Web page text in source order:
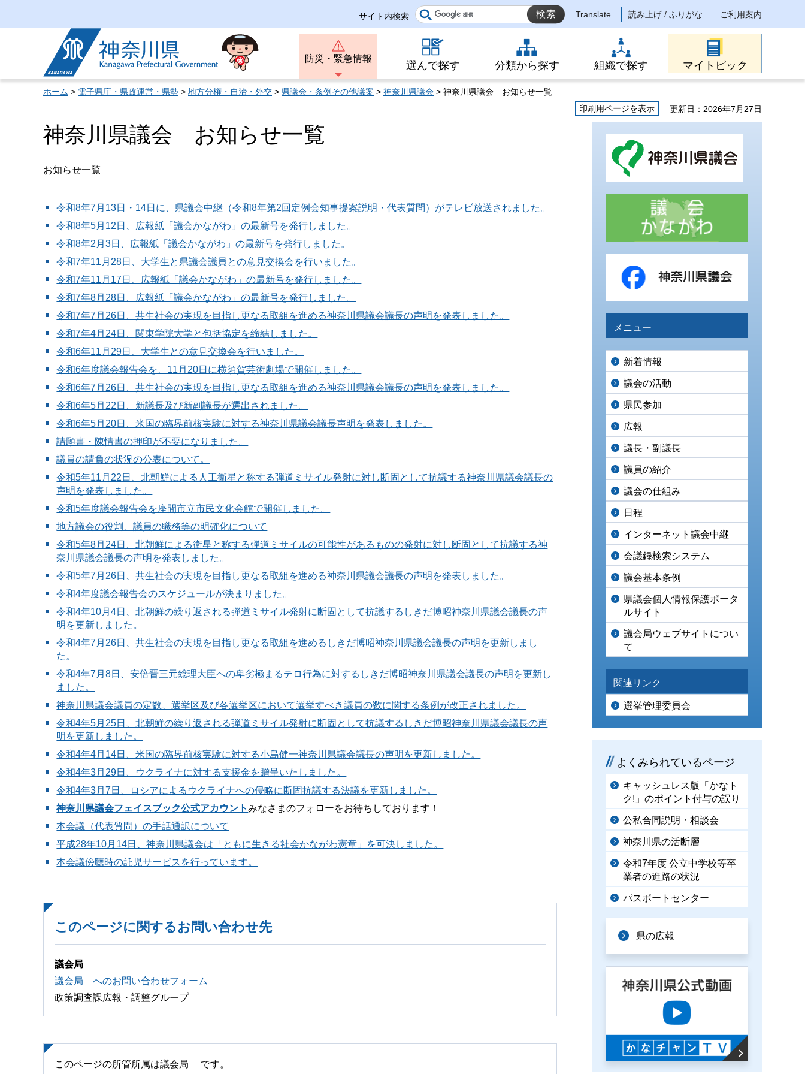
サイト内検索 Translate 読み上げ / ふりがな ご利用案内
神奈川県
防災・緊急情報
選んで探す 分類から探す 組織で探す マイトピック
ホーム > 電子県庁・県政運営・県勢 > 地方分権・自治・外交 > 県議会・条例その他議案 > 神奈川県議会 > 神奈川県議会 お知らせ一覧
印刷用ページを表示
更新日：2026年7月27日
神奈川県議会 お知らせ一覧
お知らせ一覧
令和8年7月13日・14日に、県議会中継（令和8年第2回定例会知事提案説明・代表質問）がテレビ放送されました。
令和8年5月12日、広報紙「議会かながわ」の最新号を発行しました。
令和8年2月3日、広報紙「議会かながわ」の最新号を発行しました。
令和7年11月28日、大学生と県議会議員との意見交換会を行いました。
令和7年11月17日、広報紙「議会かながわ」の最新号を発行しました。
令和7年8月28日、広報紙「議会かながわ」の最新号を発行しました。
令和7年7月26日、共生社会の実現を目指し更なる取組を進める神奈川県議会議長の声明を発表しました。
令和7年4月24日、関東学院大学と包括協定を締結しました。
令和6年11月29日、大学生との意見交換会を行いました。
令和6年度議会報告会を、11月20日に横須賀芸術劇場で開催しました。
令和6年7月26日、共生社会の実現を目指し更なる取組を進める神奈川県議会議長の声明を発表しました。
令和6年5月22日、新議長及び新副議長が選出されました。
令和6年5月20日、米国の臨界前核実験に対する神奈川県議会議長声明を発表しました。
請願書・陳情書の押印が不要になりました。
議員の請負の状況の公表について。
令和5年11月22日、北朝鮮による人工衛星と称する弾道ミサイル発射に対し断固として抗議する神奈川県議会議長の
声明を発表しました。
令和5年度議会報告会を座間市立市民文化会館で開催しました。
地方議会の役割、議員の職務等の明確化について
令和5年8月24日、北朝鮮による衛星と称する弾道ミサイルの可能性があるものの発射に対し断固として抗議する神
奈川県議会議長の声明を発表しました。
令和5年7月26日、共生社会の実現を目指し更なる取組を進める神奈川県議会議長の声明を発表しました。
令和4年度議会報告会のスケジュールが決まりました。
令和4年10月4日、北朝鮮の繰り返される弾道ミサイル発射に断固として抗議するしきだ博昭神奈川県議会議長の声
明を更新しました。
令和4年7月26日、共生社会の実現を目指し更なる取組を進めるしきだ博昭神奈川県議会議長の声明を更新しまし
た。
令和4年7月8日、安倍晋三元総理大臣への卑劣極まるテロ行為に対するしきだ博昭神奈川県議会議長の声明を更新し
ました。
神奈川県議会議員の定数、選挙区及び各選挙区において選挙すべき議員の数に関する条例が改正されました。
令和4年5月25日、北朝鮮の繰り返される弾道ミサイル発射に断固として抗議するしきだ博昭神奈川県議会議長の声
明を更新しました。
令和4年4月14日、米国の臨界前核実験に対する小島健一神奈川県議会議長の声明を更新しました。
令和4年3月29日、ウクライナに対する支援金を贈呈いたしました。
令和4年3月7日、ロシアによるウクライナへの侵略に断固抗議する決議を更新しました。
神奈川県議会フェイスブック公式アカウントみなさまのフォローをお待ちしております！
本会議（代表質問）の手話通訳について
平成28年10月14日、神奈川県議会は「ともに生きる社会かながわ憲章」を可決しました。
本会議傍聴時の託児サービスを行っています。
このページに関するお問い合わせ先
議会局
議会局 へのお問い合わせフォーム
政策調査課広報・調整グループ
このページの所管所属は議会局 です。
メニュー
新着情報
議会の活動
県民参加
広報
議長・副議長
議員の紹介
議会の仕組み
日程
インターネット議会中継
会議録検索システム
議会基本条例
県議会個人情報保護ポータ
ルサイト
議会局ウェブサイトについ
て
関連リンク
選挙管理委員会
よくみられているページ
キャッシュレス版「かなト
ク!」のポイント付与の誤り
公私合同説明・相談会
神奈川県の活断層
令和7年度 公立中学校等卒
業者の進路の状況
パスポートセンター
県の広報